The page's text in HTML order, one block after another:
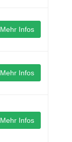
Mehr Infos
Mehr Infos
Mehr Infos